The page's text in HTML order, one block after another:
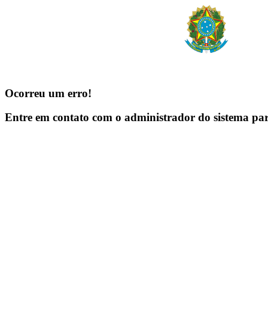
Ocorreu um erro!
Entre em contato com o administrador do sistema